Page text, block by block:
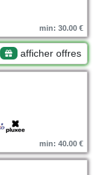
min: 30.00 €
afficher offres
min: 40.00 €